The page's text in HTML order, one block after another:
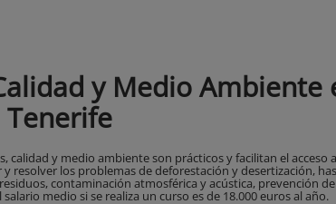
y Medio Ambiente
Tenerife
calidad y medio ambiente son prácticos y facilitan el acceso
resolver los problemas de deforestación y desertización,
contaminación atmosférica y acústica, prevención
medio si se realiza un curso es de 18.000 euros al año.